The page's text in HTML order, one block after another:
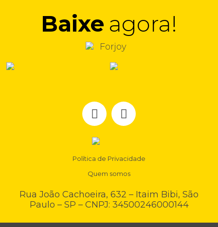
Baixe agora!
Política de Privacidade
Quem somos
Rua João Cachoeira, 632 – Itaim Bibi, São
Paulo – SP – CNPJ: 34500246000144